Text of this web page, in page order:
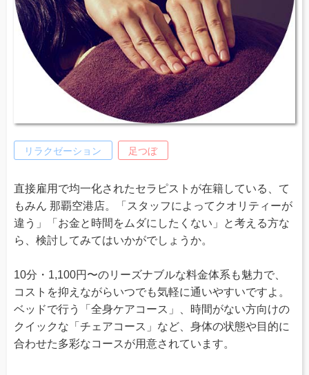
リラクゼーション 足つぼ
直接雇用で均一化されたセラピストが在籍している、て
もみん 那覇空港店。「スタッフによってクオリティーが
違う」「お金と時間をムダにしたくない」と考える方な
ら、検討してみてはいかがでしょうか。
10分・1,100円〜のリーズナブルな料金体系も魅力で、
コストを抑えながらいつでも気軽に通いやすいですよ。
ベッドで行う「全身ケアコース」、時間がない方向けの
クイックな「チェアコース」など、身体の状態や目的に
合わせた多彩なコースが用意されています。